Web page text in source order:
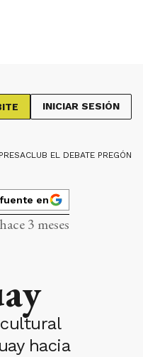
INICIAR SESIÓN
CLUB EL DEBATE PREGÓN
en
3 meses
hacia